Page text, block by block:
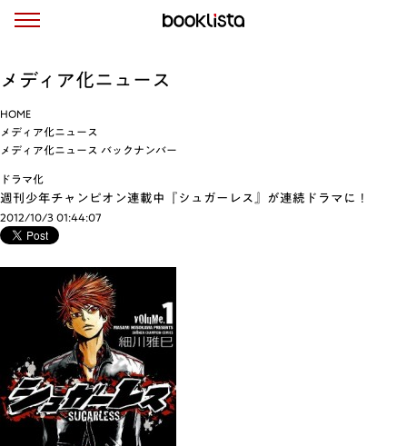
メディア化ニュース
HOME
メディア化ニュース
メディア化ニュース バックナンバー
ドラマ化
週刊少年チャンピオン連載中『シュガーレス』が連続ドラマに！
2012/10/3 01:44:07